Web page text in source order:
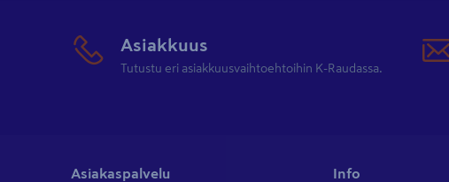
Asiakkuus
Tutustu eri asiakkuusvaihtoehtoihin K-Raudassa.
Asiakaspalvelu Info